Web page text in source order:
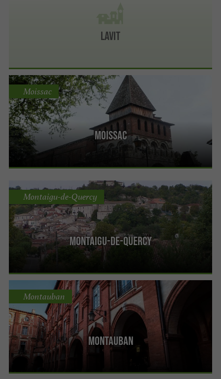
Lavit
Moissac
Moissac
Montaigu-de-Quercy
Montaigu-de-Quercy
Montauban
Montauban